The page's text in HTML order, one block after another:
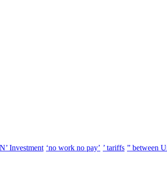
Investment ‘no work no pay’ ’ tariffs ” between